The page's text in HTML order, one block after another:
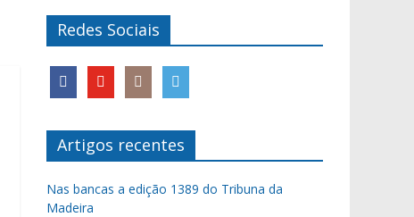
Redes Sociais
Artigos recentes
Nas bancas a edição 1389 do Tribuna da
Madeira